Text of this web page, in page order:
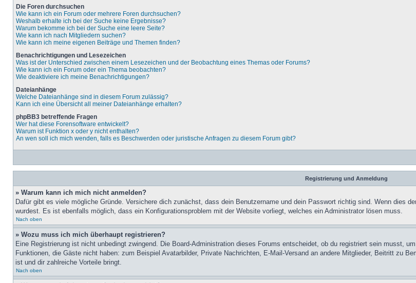
Die Foren durchsuchen
Wie kann ich ein Forum oder mehrere Foren durchsuchen?
Weshalb erhalte ich bei der Suche keine Ergebnisse?
Warum bekomme ich bei der Suche eine leere Seite?
Wie kann ich nach Mitgliedern suchen?
Wie kann ich meine eigenen Beiträge und Themen finden?
Benachrichtigungen und Lesezeichen
Was ist der Unterschied zwischen einem Lesezeichen und der Beobachtung eines Themas oder Forums?
Wie kann ich ein Forum oder ein Thema beobachten?
Wie deaktiviere ich meine Benachrichtigungen?
Dateianhänge
Welche Dateianhänge sind in diesem Forum zulässig?
Kann ich eine Übersicht all meiner Dateianhänge erhalten?
phpBB3 betreffende Fragen
Wer hat diese Forensoftware entwickelt?
Warum ist Funktion x oder y nicht enthalten?
An wen soll ich mich wenden, falls es Beschwerden oder juristische Anfragen zu diesem Forum gibt?
Registrierung und Anmeldung
» Warum kann ich mich nicht anmelden?
Dafür gibt es viele mögliche Gründe. Versichere dich zunächst, dass dein Benutzername und dein Passwort richtig sind. Wenn dies
wurdest. Es ist ebenfalls möglich, dass ein Konfigurationsproblem mit der Website vorliegt, welches ein Administrator lösen muss.
Nach oben
» Wozu muss ich mich überhaupt registrieren?
Eine Registrierung ist nicht unbedingt zwingend. Die Board-Administration dieses Forums entscheidet, ob du registriert sein musst,
Funktionen, die Gäste nicht haben: zum Beispiel Avatarbilder, Private Nachrichten, E-Mail-Versand an andere Mitglieder, Beitritt zu
ist und dir zahlreiche Vorteile bringt.
Nach oben